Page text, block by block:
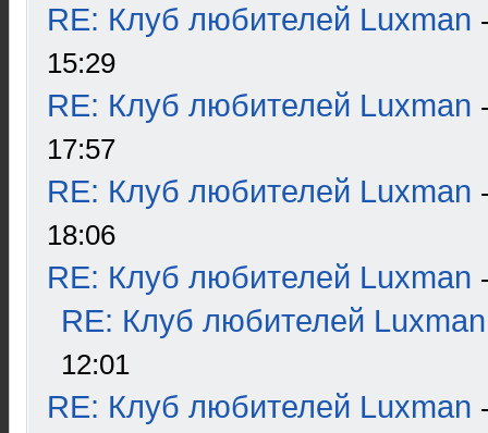
RE: Клуб любителей Luxman
15:29
RE: Клуб любителей Luxman
17:57
RE: Клуб любителей Luxman
18:06
RE: Клуб любителей Luxman
RE: Клуб любителей Luxman
12:01
RE: Клуб любителей Luxman